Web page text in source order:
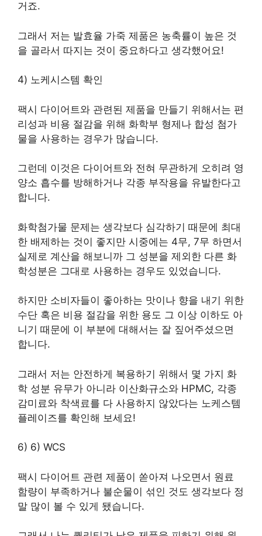
거죠.
그래서 저는 발효율 가죽 제품은 농축률이 높은 것
을 골라서 따지는 것이 중요하다고 생각했어요!
4) 노케시스템 확인
팩시 다이어트와 관련된 제품을 만들기 위해서는 편
리성과 비용 절감을 위해 화학부 형제나 합성 첨가
물을 사용하는 경우가 많습니다.
그런데 이것은 다이어트와 전혀 무관하게 오히려 영
양소 흡수를 방해하거나 각종 부작용을 유발한다고
합니다.
화학첨가물 문제는 생각보다 심각하기 때문에 최대
한 배제하는 것이 좋지만 시중에는 4무, 7무 하면서
실제로 계산을 해보니까 그 성분을 제외한 다른 화
학성분은 그대로 사용하는 경우도 있었습니다.
하지만 소비자들이 좋아하는 맛이나 향을 내기 위한
수단 혹은 비용 절감을 위한 용도 그 이상 이하도 아
니기 때문에 이 부분에 대해서는 잘 짚어주셨으면
합니다.
그래서 저는 안전하게 복용하기 위해서 몇 가지 화
학 성분 유무가 아니라 이산화규소와 HPMC, 각종
감미료와 착색료를 다 사용하지 않았다는 노케스템
플레이즈를 확인해 보세요!
6) 6) WCS
팩시 다이어트 관련 제품이 쏟아져 나오면서 원료
함량이 부족하거나 불순물이 섞인 것도 생각보다 정
말 많이 볼 수 있게 됐습니다.